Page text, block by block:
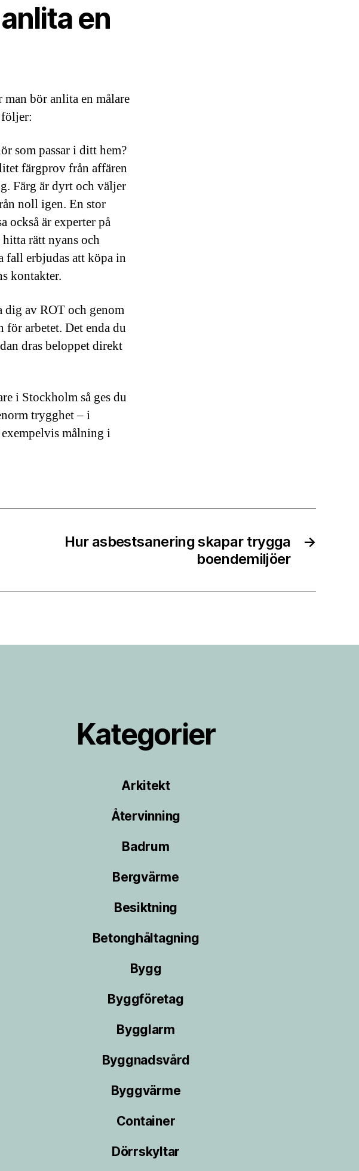
en
bör anlita en målare
följer:
som passar i ditt hem?
färgprov från affären
Färg är dyrt och väljer
noll igen. En stor
också är experter på
rätt nyans och
fall erbjudas att köpa in
kontakter.
dig av ROT och genom
för arbetet. Det enda du
dras beloppet direkt
i Stockholm så ges du
trygghet – i
målning i
→
Hur asbestsanering skapar trygga
boendemiljöer
Kategorier
Arkitekt
Återvinning
Badrum
Bergvärme
Besiktning
Betonghåltagning
Bygg
Byggföretag
Bygglarm
Byggnadsvård
Byggvärme
Container
Dörrskyltar